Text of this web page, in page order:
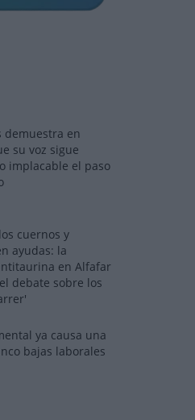
demuestra en
su voz sigue
implacable el paso
cuernos y
ayudas: la
en Alfafar
debate sobre los
ya causa una
bajas laborales